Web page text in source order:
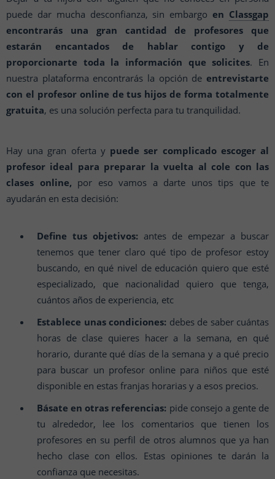
puede dar mucha desconfianza, sin embargo en Classgap
encontrarás una gran cantidad de profesores que
estarán encantados de hablar contigo y de
proporcionarte toda la información que solicites. En
nuestra plataforma encontrarás la opción de entrevistarte
con el profesor online de tus hijos de forma totalmente
gratuita, es una solución perfecta para tu tranquilidad.
Hay una gran oferta y puede ser complicado escoger al
profesor ideal para preparar la vuelta al cole con las
clases online, por eso vamos a darte unos tips que te
ayudarán en esta decisión:
Define tus objetivos: antes de empezar a buscar
tenemos que tener claro qué tipo de profesor estoy
buscando, en qué nivel de educación quiero que esté
especializado, que nacionalidad quiero que tenga,
cuántos años de experiencia, etc
Establece unas condiciones: debes de saber cuántas
horas de clase quieres hacer a la semana, en qué
horario, durante qué días de la semana y a qué precio
para buscar un profesor online para niños que esté
disponible en estas franjas horarias y a esos precios.
Básate en otras referencias: pide consejo a gente de
tu alrededor, lee los comentarios que tienen los
profesores en su perfil de otros alumnos que ya han
hecho clase con ellos. Estas opiniones te darán la
confianza que necesitas.